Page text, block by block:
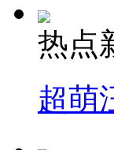
热点
超萌